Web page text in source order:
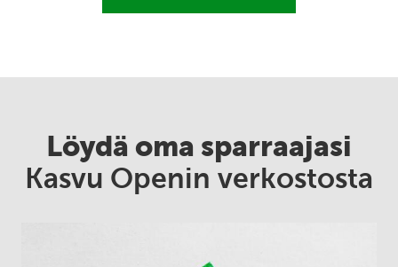
Löydä oma sparraajasi
Kasvu Openin verkostosta